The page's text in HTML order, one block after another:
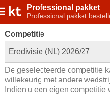
Professional pakket
Professional pakket
Competitie
Eredivisie (NL) 2026/27
De geselecteerde competitie
willekeurig met andere
Indien u een eigen competitie